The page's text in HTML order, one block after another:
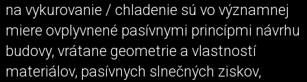
na vykurovanie / chladenie sú vo významnej
miere ovplyvnené pasívnymi princípmi návrhu
budovy, vrátane geometrie a vlastností
materiálov, pasívnych slnečných ziskov,